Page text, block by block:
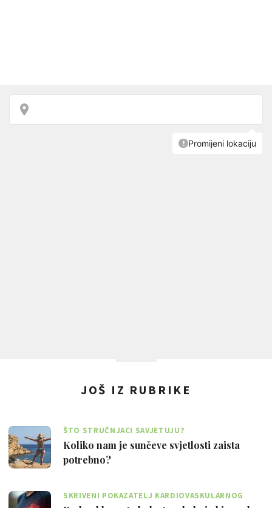
JOŠ IZ RUBRIKE
ŠTO STRUČNJACI SAVJETUJU?
Koliko nam je sunčeve svjetlosti zaista
potrebno?
SKRIVENI POKAZATELJ KARDIOVASKULARNOG
RIZIKA